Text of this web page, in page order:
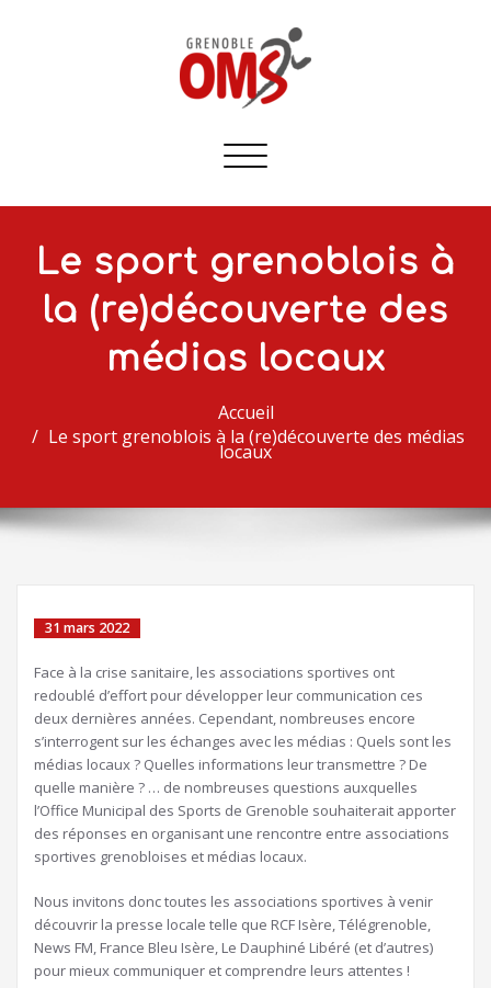
Afficher/masquer
navigation
Le sport grenoblois à
la (re)découverte des
médias locaux
Accueil
Le sport grenoblois à la (re)découverte des médias
locaux
31 mars 2022
Face à la crise sanitaire, les associations sportives ont
redoublé d’effort pour développer leur communication ces
deux dernières années. Cependant, nombreuses encore
s’interrogent sur les échanges avec les médias : Quels sont les
médias locaux ? Quelles informations leur transmettre ? De
quelle manière ? … de nombreuses questions auxquelles
l’Office Municipal des Sports de Grenoble souhaiterait apporter
des réponses en organisant une rencontre entre associations
sportives grenobloises et médias locaux.
Nous invitons donc toutes les associations sportives à venir
découvrir la presse locale telle que RCF Isère, Télégrenoble,
News FM, France Bleu Isère, Le Dauphiné Libéré (et d’autres)
pour mieux communiquer et comprendre leurs attentes !